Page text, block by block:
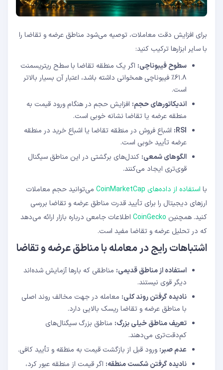
برای افزایش دقت معاملات، توصیه می‌شود مناطق عرضه و تقاضا را
با سایر ابزارها ترکیب کنید:
سطوح فیبوناچی: اگر یک منطقه تقاضا با سطح ریتریسمنت
۶۱.۸٪ فیبوناچی همخوانی داشته باشد، اعتبار آن بسیار بالاتر
است.
اندیکاتورهای حجم: افزایش حجم در هنگام ورود قیمت به
منطقه عرضه یا تقاضا نشانه خوبی است.
RSI: اشباع فروش در منطقه تقاضا یا اشباع خرید در منطقه
عرضه تأیید خوبی است.
الگوهای شمعی: کندل‌های برگشتی در این مناطق سیگنال
قوی‌تری ایجاد می‌کنند.
با استفاده از داده‌های CoinMarketCap
می‌توانید حجم معاملات
ارزهای دیجیتال را برای تأیید قدرت مناطق عرضه و تقاضا بررسی
کنید. همچنین CoinGecko اطلاعات جامعی درباره بازار ارائه می‌دهد
که در تحلیل عرضه و تقاضا مفید است.
اشتباهات رایج در معامله با مناطق عرضه و تقاضا
استفاده از مناطق قدیمی: مناطقی که بارها آزمایش شده‌اند
دیگر قوی نیستند.
نادیده گرفتن روند کلی: معامله در جهت مخالف روند اصلی
با مناطق عرضه و تقاضا ریسک بالایی دارد.
تعریف مناطق خیلی بزرگ: مناطق بزرگ سیگنال‌های
کم‌دقت‌تری می‌دهند.
عدم صبر: ورود قبل از بازگشت قیمت به منطقه و تأیید کافی.
نادیده گرفتن شکست منطقه: اگر قیمت از منطقه عبور کرد،